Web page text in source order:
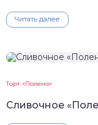
Читать далее
Торт «Полено»
Сливочное